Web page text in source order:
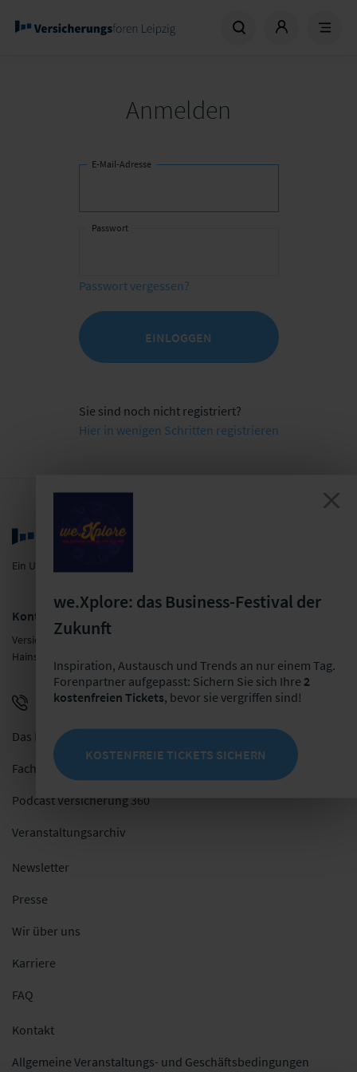
Anmelden
E-Mail-Adresse
Passwort
Passwort vergessen?
EINLOGGEN
Sie sind noch nicht registriert?
Hier in wenigen Schritten registrieren
we.Xplore: das Business-Festival der
Zukunft
Inspiration, Austausch und Trends an nur einem Tag.
Forenpartner aufgepasst: Sichern Sie sich Ihre 2
kostenfreien Tickets, bevor sie vergriffen sind!
KOSTENFREIE TICKETS SICHERN
Ein Unternehmen der LF Gruppe
Kontakt
Versicherungsforen Leipzig GmbH
Hainstraße 16, 04109 Leipzig
+49 341 98988-0 E-Mail schreiben
Das Netzwerk
Fachblog
Podcast Versicherung 360
Veranstaltungsarchiv
Newsletter
Presse
Wir über uns
Karriere
FAQ
Kontakt
Allgemeine Veranstaltungs- und Geschäftsbedingungen